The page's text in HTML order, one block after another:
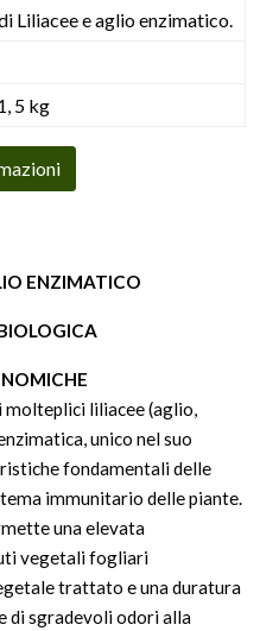
Liliacee e aglio enzimatico.
5 kg
ENZIMATICO
liliacee (aglio,
unico nel suo
fondamentali delle
immunitario delle piante.
una elevata
vegetali fogliari
trattato e una duratura
di sgradevoli odori alla